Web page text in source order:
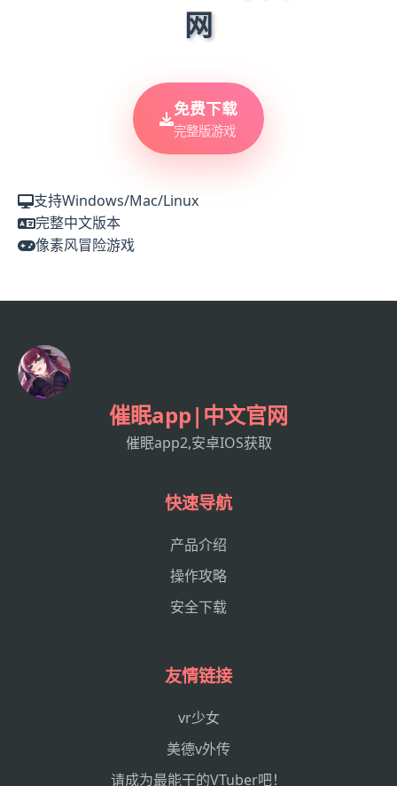
网
免费下载
完整版游戏
支持Windows/Mac/Linux
完整中文版本
像素风冒险游戏
催眠app|中文官网
催眠app2,安卓IOS获取
快速导航
产品介绍
操作攻略
安全下载
友情链接
vr少女
美德v外传
请成为最能干的VTuber吧！